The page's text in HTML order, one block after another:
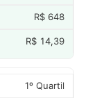
R$ 648
R$ 14,39
1º Quartil